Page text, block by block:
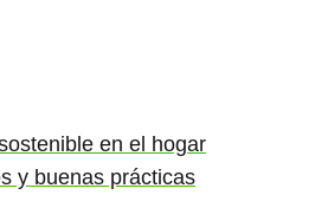
en el hogar
y buenas prácticas